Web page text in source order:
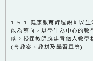
1-5-1 健康教育課程設計以生
能為導向，以學生為中心的教
略。授課教師應建置個人教學
(含教案、教材及學習單等)